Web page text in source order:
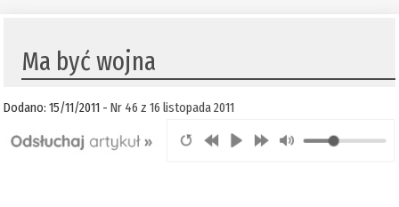
Ma być wojna
Dodano: 15/11/2011 -Nr 46 z 16 listopada 2011